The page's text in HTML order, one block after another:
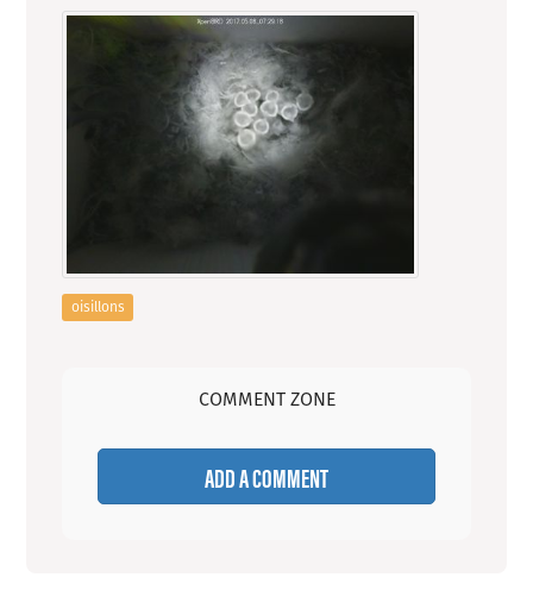
oisillons
COMMENT ZONE
ADD A COMMENT